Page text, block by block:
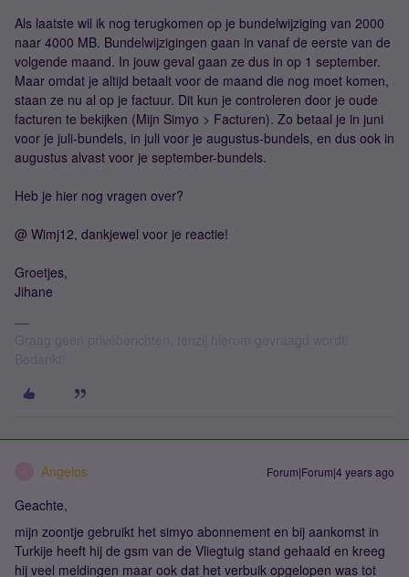
Als laatste wil ik nog terugkomen op je bundelwijziging van 2000
naar 4000 MB. Bundelwijzigingen gaan in vanaf de eerste van de
volgende maand. In jouw geval gaan ze dus in op 1 september.
Maar omdat je altijd betaalt voor de maand die nog moet komen,
staan ze nu al op je factuur. Dit kun je controleren door je oude
facturen te bekijken (Mijn Simyo > Facturen). Zo betaal je in juni
voor je juli-bundels, in juli voor je augustus-bundels, en dus ook in
augustus alvast voor je september-bundels.
Heb je hier nog vragen over?
@ Wimj12, dankjewel voor je reactie!
Groetjes,
Jihane
Angelos Forum|Forum|4 years ago
Geachte,
mijn zoontje gebruikt het simyo abonnement en bij aankomst in
Turkije heeft hij de gsm van de Vliegtuig stand gehaald en kreeg
hij veel meldingen maar ook dat het verbuik opgelopen was tot